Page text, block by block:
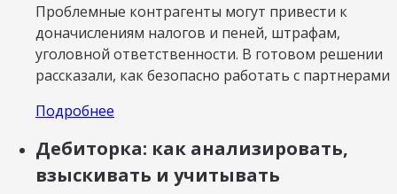
Проблемные контрагенты могут привести к
доначислениям налогов и пеней, штрафам,
уголовной ответственности. В готовом решении
рассказали, как безопасно работать с партнерами
Подробнее
Дебиторка: как анализировать,
взыскивать и учитывать